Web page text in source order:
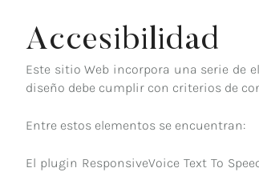
Accesibilidad
Este sitio Web incorpora una serie de
diseño debe cumplir con criterios de
Entre estos elementos se encuentran:
El plugin ResponsiveVoice Text To